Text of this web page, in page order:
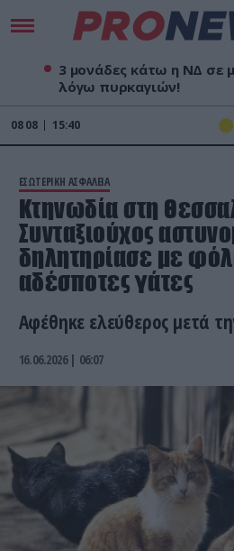
3 μονάδες κάτω η ΝΔ σε
λόγω πυρκαγιών!
08 08 15:40
ΕΣΩΤΕΡΙΚΗ ΑΣΦΑΛΕΙΑ
Κτηνωδία στη
Συνταξιούχος
δηλητηρίασε με
αδέσποτες γάτες
Αφέθηκε ελεύθερος μετά
16.06.2026 | 06:07